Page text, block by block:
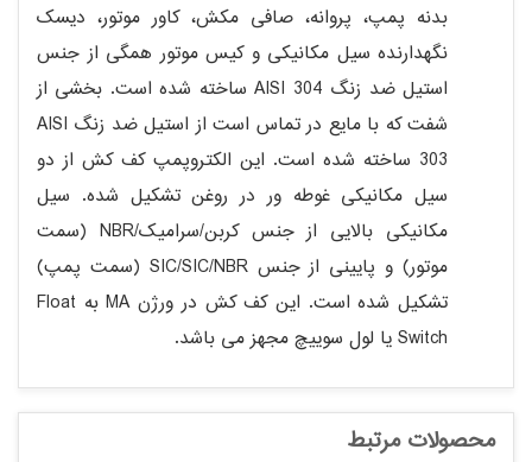
بدنه پمپ، پروانه، صافی مکش، کاور موتور، دیسک
نگهدارنده سیل مکانیکی و کیس موتور همگی از جنس
استیل ضد زنگ AISI 304 ساخته شده است. بخشی از
شفت که با مایع در تماس است از استیل ضد زنگ AISI
303 ساخته شده است. این الکتروپمپ کف کش از دو
سیل مکانیکی غوطه ور در روغن تشکیل شده. سیل
مکانیکی بالایی از جنس کربن/سرامیک/NBR (سمت
موتور) و پایینی از جنس SIC/SIC/NBR (سمت پمپ)
تشکیل شده است. این کف کش در ورژن MA به Float
Switch یا لول سوییچ مجهز می باشد.
محصولات مرتبط